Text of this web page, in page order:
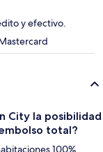
y efectivo.
City la posibilidad
total?
100%